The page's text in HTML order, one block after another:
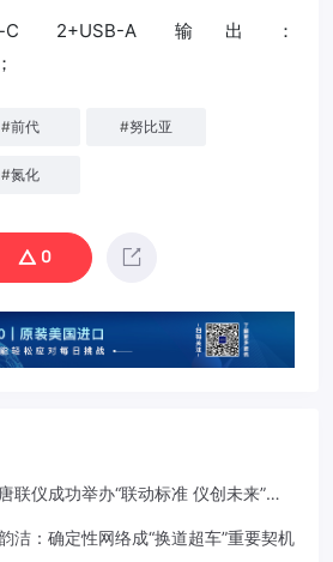
C 2+USB-A 输出：
#前代 #努比亚
#氮化
0
联仪成功举办“联动标准 仪创未来”车
洁：确定性网络成“换道超车”重要契机